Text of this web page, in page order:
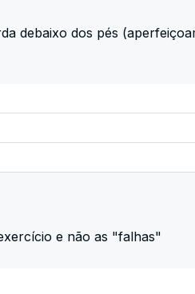
debaixo dos pés
e não as "falhas"